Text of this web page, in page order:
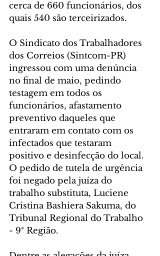
cerca de 660 funcionários, dos
quais 540 são terceirizados.
O Sindicato dos Trabalhadores
dos Correios (Sintcom-PR)
ingressou com uma denúncia
no final de maio, pedindo
testagem em todos os
funcionários, afastamento
preventivo daqueles que
entraram em contato com os
infectados que testaram
positivo e desinfecção do local.
O pedido de tutela de urgência
foi negado pela juíza do
trabalho substituta, Luciene
Cristina Bashiera Sakuma, do
Tribunal Regional do Trabalho
- 9ª Região.